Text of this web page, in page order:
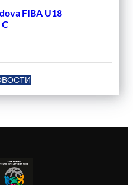
FIBA U18